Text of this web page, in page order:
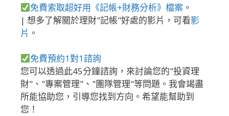
免費索取超好用《記帳+財務分析》檔案 。
| 想多了解關於理財"記帳"好處的影片，可看影
片 。
免費預約1對1諮詢
您可以透過此45分鐘諮詢，來討論您的"投資理
財"、"專案管理"、"團隊管理"等問題。我會竭盡
所能協助您，引導您找到方向。希望能幫助到
您！